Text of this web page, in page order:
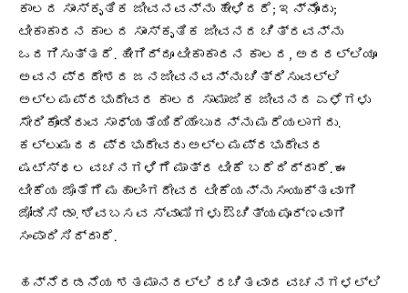
ಕಾಲದ ಸಾಂಸ್ಕೃತಿಕ ಜೀವನವನ್ನು ಹೇಳಿದರೆ; ಇನ್ನೊಂದು;
ಟೀಕಾಕಾರನ ಕಾಲದ ಸಾಂಸ್ಕೃತಿಕ ಜೀವನದ ಚಿತ್ರವನ್ನು
ಒದಗಿಸುತ್ತದೆ. ಹೀಗಿದ್ದೂ ಟೀಕಾಕಾರನ ಕಾಲದ, ಅದರಲ್ಲಿಯೂ
ಅವನ ಪ್ರದೇಶದ ಜನಜೀವನವನ್ನು ಚಿತ್ರಿಸುವಲ್ಲಿ
ಅಲ್ಲಮಪ್ರಭುದೇವರ ಕಾಲದ ಸಾಮಾಜಿಕ ಜೀವನದ ಎಳೆಗಳು
ಸೇರಿಕೊಂಡಿರುವ ಸಾಧ್ಯತೆಯಿದೆಯೆಂಬುದನ್ನು ಮರೆಯಲಾಗದು.
ಕಲ್ಲುಮಠದ ಪ್ರಭುದೇವರು ಅಲ್ಲಮಪ್ರಭುದೇವರ
ಷಟ್ಸ್ಥಲ ವಚನಗಳಿಗೆ ಮಾತ್ರ ಟೀಕೆ ಬರೆದಿದ್ದಾರೆ. ಈ
ಟೀಕೆಯ ಜೊತೆಗೆ ಮಹಾಲಿಂಗದೇವರ ಟೀಕೆಯನ್ನು ಸಂಯುಕ್ತವಾಗಿ
ಜೋಡಿಸಿ ಡಾ. ಶಿವಬಸವ ಸ್ವಾಮಿಗಳು ಔಚಿತ್ಯಪೂರ್ಣವಾಗಿ
ಸಂಪಾದಿಸಿದ್ದಾರೆ.
ಹನ್ನೆರಡನೆಯ ಶತಮಾನದಲ್ಲಿ ರಚಿತವಾದ ವಚನಗಳಲ್ಲಿ